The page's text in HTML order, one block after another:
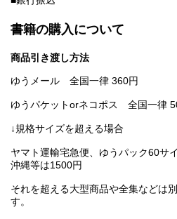
書籍の購入について
商品引き渡し方法
ゆうメール 全国一律 360円
ゆうパケットorネコポス 全国一律
↓規格サイズを超える場合
ヤマト運輸宅急便、ゆうパック60
沖縄等は1500円
それを超える大型商品や全集などは
す。